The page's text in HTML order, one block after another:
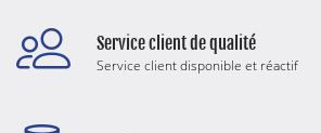
Service client de qualité
Service client disponible et réactif